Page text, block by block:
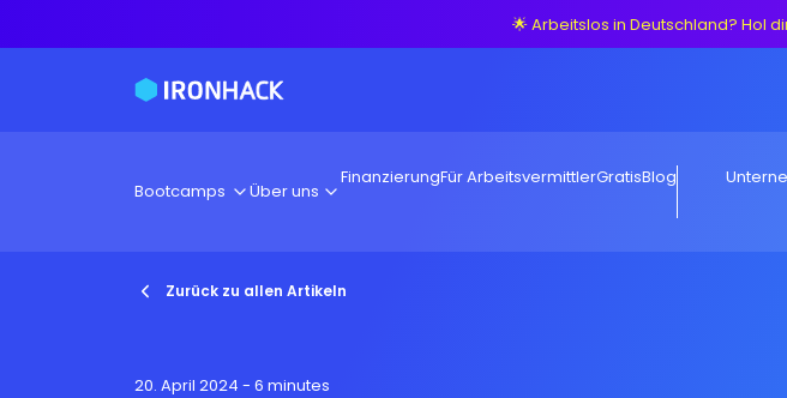
🌟 Arbeitslos in Deutschland? Hol
Bootcamps Über uns
FinanzierungFür ArbeitsvermittlerGratisBlog
Zurück zu allen Artikeln
20. April 2024 - 6 minutes